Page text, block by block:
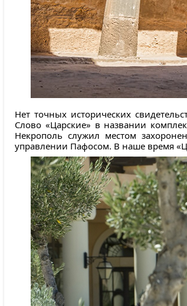
Нет точных исторических
Слово «Царские» в названии
Некрополь служил местом
управлении Пафосом. В наше время